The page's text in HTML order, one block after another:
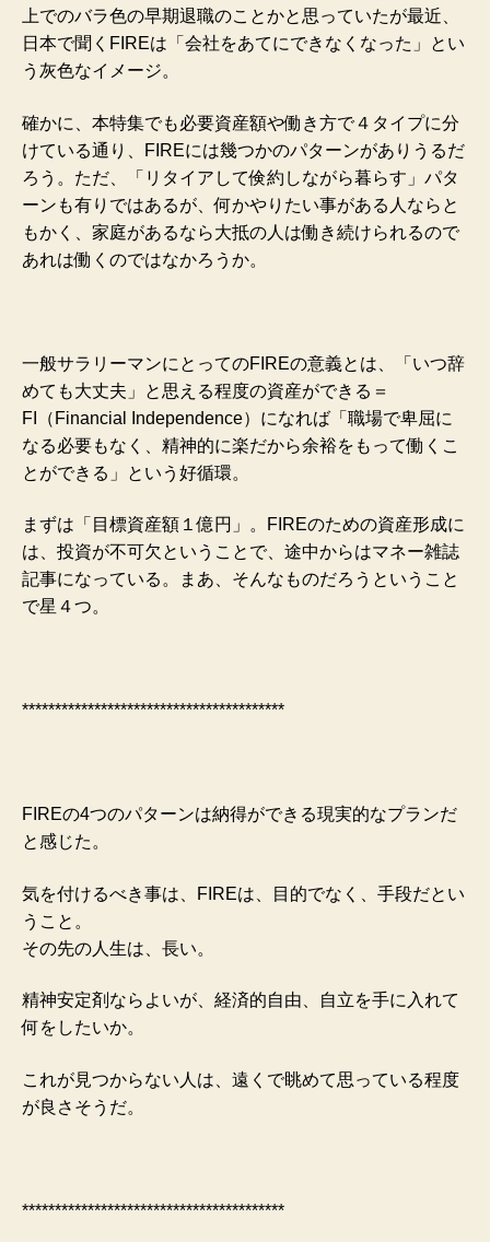
上でのバラ色の早期退職のことかと思っていたが最近、
日本で聞くFIREは「会社をあてにできなくなった」とい
う灰色なイメージ。
確かに、本特集でも必要資産額や働き方で４タイプに分
けている通り、FIREには幾つかのパターンがありうるだ
ろう。ただ、「リタイアして倹約しながら暮らす」パタ
ーンも有りではあるが、何かやりたい事がある人ならと
もかく、家庭があるなら大抵の人は働き続けられるので
あれは働くのではなかろうか。
一般サラリーマンにとってのFIREの意義とは、「いつ辞
めても大丈夫」と思える程度の資産ができる＝
FI（Financial Independence）になれば「職場で卑屈に
なる必要もなく、精神的に楽だから余裕をもって働くこ
とができる」という好循環。
まずは「目標資産額１億円」。FIREのための資産形成に
は、投資が不可欠ということで、途中からはマネー雑誌
記事になっている。まあ、そんなものだろうということ
で星４つ。
****************************************
FIREの4つのパターンは納得ができる現実的なプランだ
と感じた。
気を付けるべき事は、FIREは、目的でなく、手段だとい
うこと。
その先の人生は、長い。
精神安定剤ならよいが、経済的自由、自立を手に入れて
何をしたいか。
これが見つからない人は、遠くで眺めて思っている程度
が良さそうだ。
****************************************